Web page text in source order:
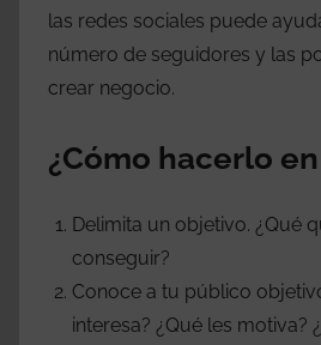
las redes sociales puede
número de seguidores y las
crear negocio.
¿Cómo hacerlo
Delimita un objetivo. ¿Qué
conseguir?
Conoce a tu público
interesa? ¿Qué les motiva?